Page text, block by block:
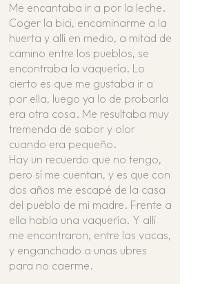
Me encantaba ir a por la leche.
Coger la bici, encaminarme a la
huerta y allí en medio, a mitad de
camino entre los pueblos, se
encontraba la vaquería. Lo
cierto es que me gustaba ir a
por ella, luego ya lo de probarla
era otra cosa. Me resultaba muy
tremenda de sabor y olor
cuando era pequeño.
Hay un recuerdo que no tengo,
pero sí me cuentan, y es que con
dos años me escapé de la casa
del pueblo de mi madre. Frente a
ella había una vaquería. Y allí
me encontraron, entre las vacas,
y enganchado a unas ubres
para no caerme.